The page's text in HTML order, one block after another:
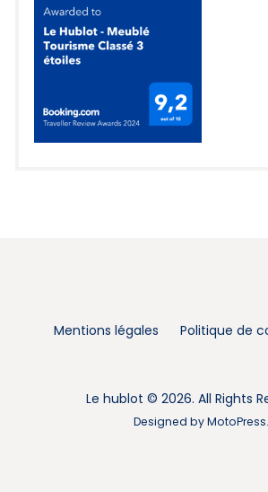
Mentions légales Politique de
Le hublot © 2026. All Rights
Designed byMotoPress.